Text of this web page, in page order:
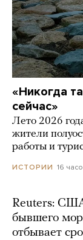
«Никогда
сейчас»
Лето 2026
жители
работы и
ИСТОРИИ 16
Reuters:
бывшего
отбывает